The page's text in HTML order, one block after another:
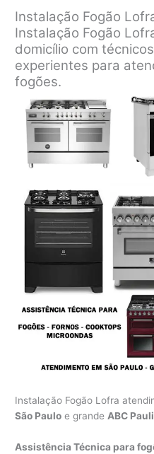
Instalação Fogão
Instalação Fogão
domicílio com
experientes para
fogões.
Instalação Fogão Lofra
São Paulo e grandeABC
Assistência Técnica para